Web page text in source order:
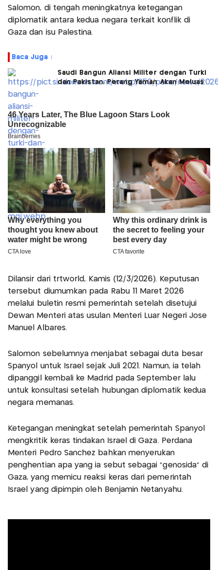
Salomon, di tengah meningkatnya ketegangan
diplomatik antara kedua negara terkait konflik di
Gaza dan isu Palestina.
Baca Juga :
Saudi Bangun Aliansi Militer dengan Turki
dan Pakistan, Perang Yaman Akan Meluas
Dilansir dari trtworld, Kamis (12/3/2026). Keputusan
tersebut diumumkan pada Rabu 11 Maret 2026
melalui buletin resmi pemerintah setelah disetujui
Dewan Menteri atas usulan Menteri Luar Negeri José
Manuel Albares.
Salomon sebelumnya menjabat sebagai duta besar
Spanyol untuk Israel sejak Juli 2021. Namun, ia telah
dipanggil kembali ke Madrid pada September lalu
untuk konsultasi setelah hubungan diplomatik kedua
negara memanas.
Ketegangan meningkat setelah pemerintah Spanyol
mengkritik keras tindakan Israel di Gaza. Perdana
Menteri Pedro Sánchez bahkan menyerukan
penghentian apa yang ia sebut sebagai “genosida” di
Gaza, yang memicu reaksi keras dari pemerintah
Israel yang dipimpin oleh Benjamin Netanyahu.